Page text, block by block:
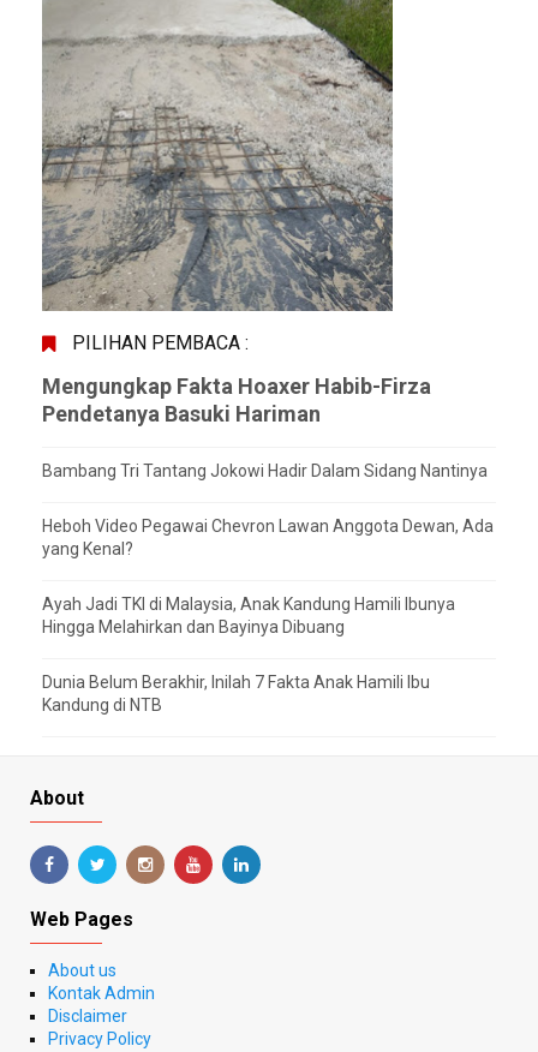
PILIHAN PEMBACA :
Mengungkap Fakta Hoaxer Habib-Firza
Pendetanya Basuki Hariman
Bambang Tri Tantang Jokowi Hadir Dalam Sidang Nantinya
Heboh Video Pegawai Chevron Lawan Anggota Dewan, Ada
yang Kenal?
Ayah Jadi TKI di Malaysia, Anak Kandung Hamili Ibunya
Hingga Melahirkan dan Bayinya Dibuang
Dunia Belum Berakhir, Inilah 7 Fakta Anak Hamili Ibu
Kandung di NTB
About
Web Pages
About us
Kontak Admin
Disclaimer
Privacy Policy